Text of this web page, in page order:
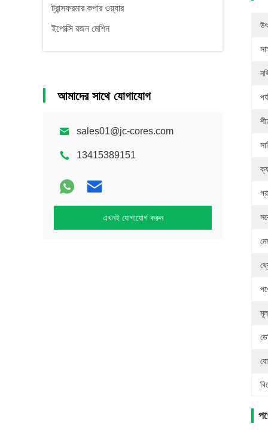
ট্রান্সফরমার কপার ওয়্যার
ইপোক্সি রজন মেশিন
আমাদের সাথে যোগাযোগ
sales01@jc-cores.com
13415389151
এখনই যোগাযোগ করুন